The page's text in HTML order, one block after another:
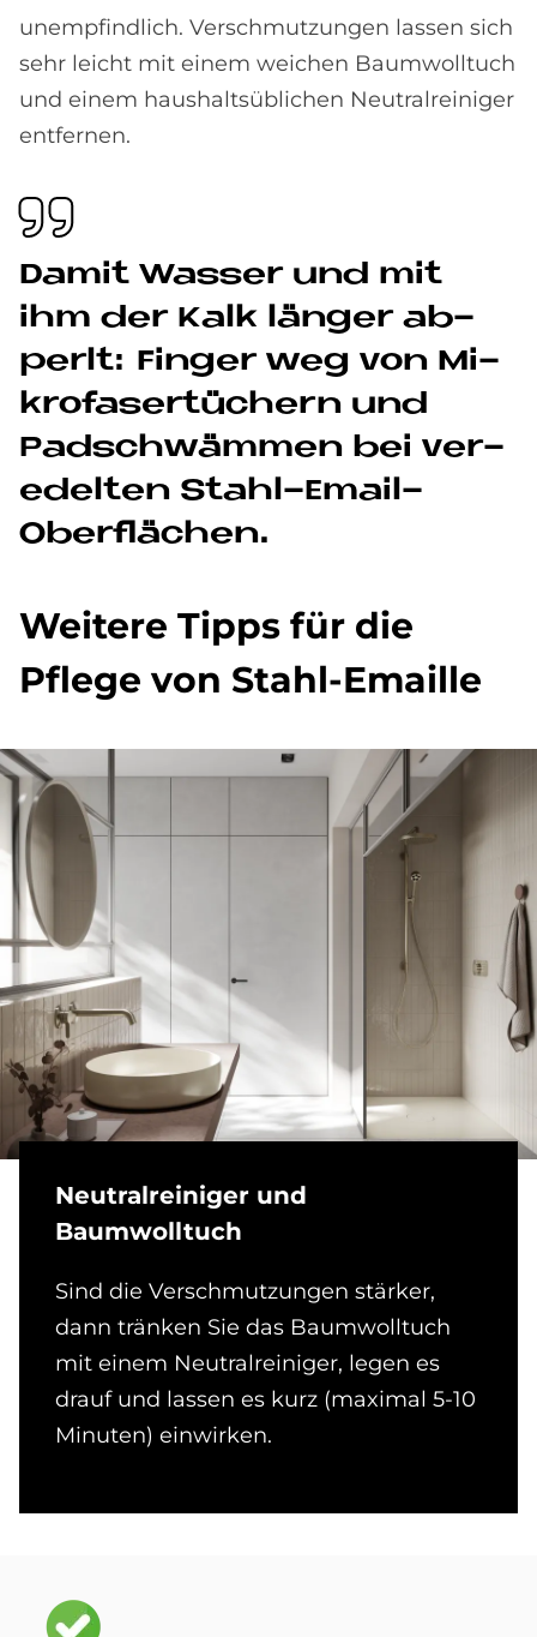
unempfindlich. Verschmutzungen lassen sich
sehr leicht mit einem weichen Baumwolltuch
und einem haushaltsüblichen Neutralreiniger
entfernen.
Da­mit Was­ser und mit
ihm der Kalk län­ger ab­
per­lt: Fin­ger weg von Mi­
kro­fa­ser­tü­chern und
Pad­schwäm­men bei ver­
edel­ten Stahl-Email-
Ober­flä­chen.
Wei­te­re Tipps für die
Pfle­ge von Stahl-Email­le
Neu­tral­rei­ni­ger und
Baum­woll­tuch
Sind die Verschmutzungen stärker,
dann tränken Sie das Baumwolltuch
mit einem Neutralreiniger, legen es
drauf und lassen es kurz (maximal 5-10
Minuten) einwirken.
Bild